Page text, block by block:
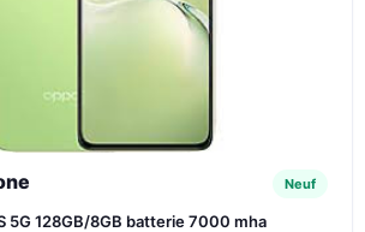
Neuf
5G 128GB/8GB batterie 7000 mha